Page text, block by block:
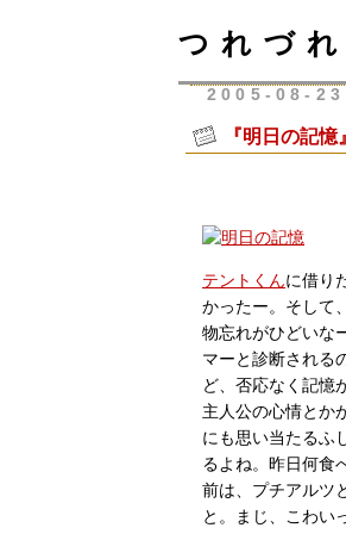
つれづ
2005-08-23
『明日の記
テントくんに借り
かったー。そして
物忘れがひどいな
マーと診断される
ど、否応なく記憶
主人公の心情とか
にも思い当たるふ
るよね。昨日何食
前は、プチアルツ
と。まじ、こわい